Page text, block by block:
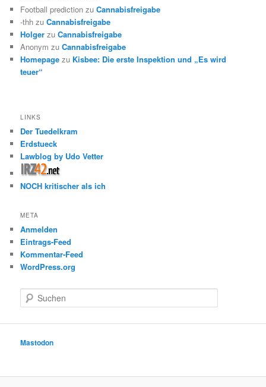
Football prediction zuCannabisfreigabe
-thh zuCannabisfreigabe
Holger zuCannabisfreigabe
Anonym zuCannabisfreigabe
Homepage zu Kisbee: Die erste Inspektion und „Es wird
teuer“
LINKS
Der Tuedelkram
Erdstueck
Lawblog by Udo Vetter
NOCH kritischer als ich
META
Anmelden
Eintrags-Feed
Kommentar-Feed
WordPress.org
u
e
Mastodon